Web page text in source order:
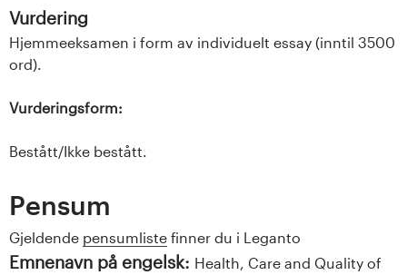
Vurdering
Hjemmeeksamen i form av individuelt essay (inntil 3500
ord).
Vurderingsform:
Bestått/Ikke bestått.
Pensum
Gjeldende pensumliste finner du i Leganto
Emnenavn på engelsk: Health, Care and Quality of